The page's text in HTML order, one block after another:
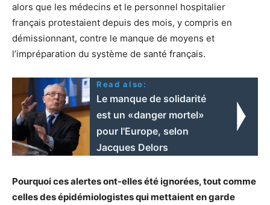
alors que les médecins et le personnel hospitalier
français protestaient depuis des mois, y compris en
démissionnant, contre le manque de moyens et
l’impréparation du système de santé français.
Read also:
Le manque de solidarité
est un «danger mortel»
pour l'Europe, selon
Jacques Delors
Pourquoi ces alertes ont-elles été ignorées, tout comme
celles des épidémiologistes qui mettaient en garde